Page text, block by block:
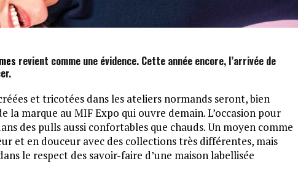
revient comme une évidence. Cette année encore, l’arrivée de
et tricotées dans les ateliers normands seront, bien
la marque au MIF Expo qui ouvre demain. L’occasion pour
des pulls aussi confortables que chauds. Un moyen comme
et en douceur avec des collections très différentes, mais
le respect des savoir-faire d’une maison labellisée